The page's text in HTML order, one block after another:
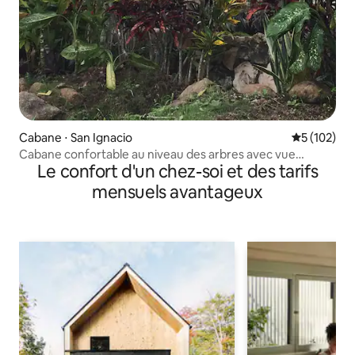
Cabane ⋅ San Ignacio Évaluation
5 (102)
Cabane confortable au niveau des arbres avec vue
panoramique
Le confort d'un chez-soi et des tarifs
mensuels avantageux